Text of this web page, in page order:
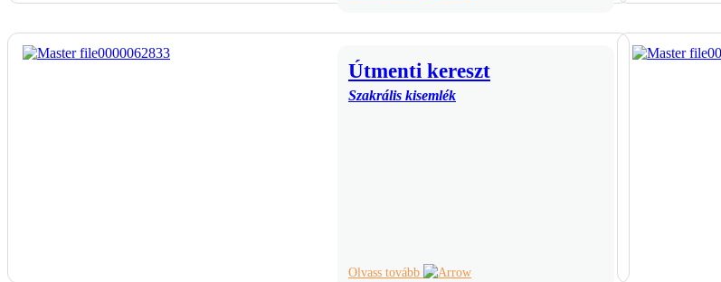
Útmenti kereszt
Szakrális kisemlék
Olvass tovább